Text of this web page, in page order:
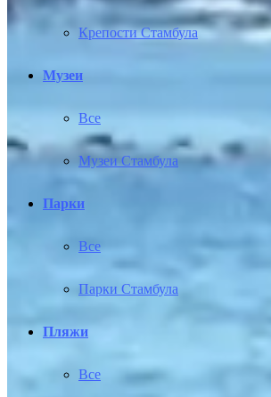
Крепости Стамбула
Музеи
Все
Музеи Стамбула
Парки
Все
Парки Стамбула
Пляжи
Все